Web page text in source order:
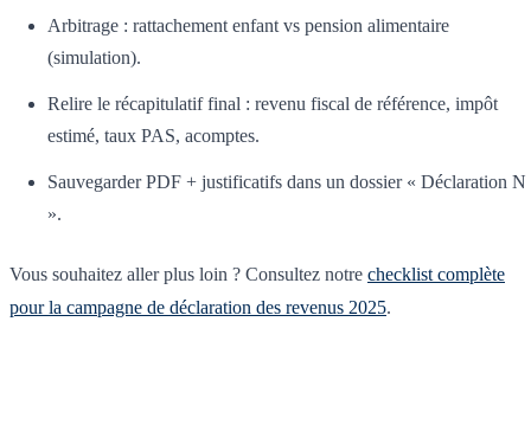
Arbitrage : rattachement enfant vs pension alimentaire
(simulation).
Relire le récapitulatif final : revenu fiscal de référence, impôt
estimé, taux PAS, acomptes.
Sauvegarder PDF + justificatifs dans un dossier « Déclaration N
».
Vous souhaitez aller plus loin ? Consultez notre checklist complète
pour la campagne de déclaration des revenus 2025.